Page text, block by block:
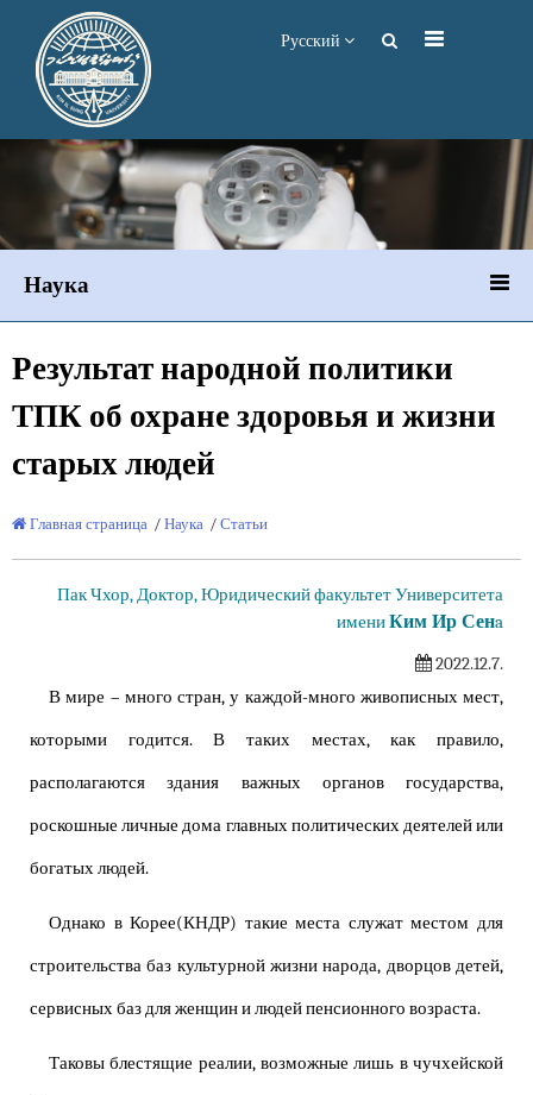
Русский
Наука
Результат народной политики
ТПК об охране здоровья и жизни
старых людей
Главная страница / Наука / Статьи
Пак Чхор, Доктор, Юридический факультет Университета
имениКим Ир Сенa
2022.12.7.
В мире – много стран, у каждой-много живописных мест,
которыми годится. В таких местах, как правило,
располагаются здания важных органов государства,
роскошные личные дома главных политических деятелей или
богатых людей.
Однако в Корее(КНДР) такие места служат местом для
строительства баз культурной жизни народа, дворцов детей,
сервисных баз для женщин и людей пенсионного возраста.
Таковы блестящие реалии, возможные лишь в чучхейской